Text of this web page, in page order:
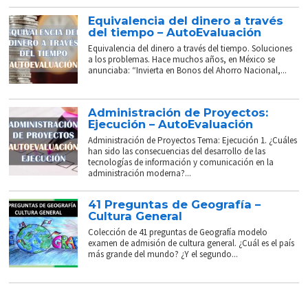
Equivalencia del dinero a través
del tiempo – AutoEvaluación
Equivalencia del dinero a través del tiempo. Soluciones
a los problemas. Hace muchos años, en México se
anunciaba: “Invierta en Bonos del Ahorro Nacional,...
Administración de Proyectos:
Ejecución – AutoEvaluación
Administración de Proyectos Tema: Ejecución 1. ¿Cuáles
han sido las consecuencias del desarrollo de las
tecnologías de información y comunicación en la
administración moderna?...
41 Preguntas de Geografía –
Cultura General
Colección de 41 preguntas de Geografía modelo
examen de admisión de cultura general. ¿Cuál es el país
más grande del mundo? ¿Y el segundo...